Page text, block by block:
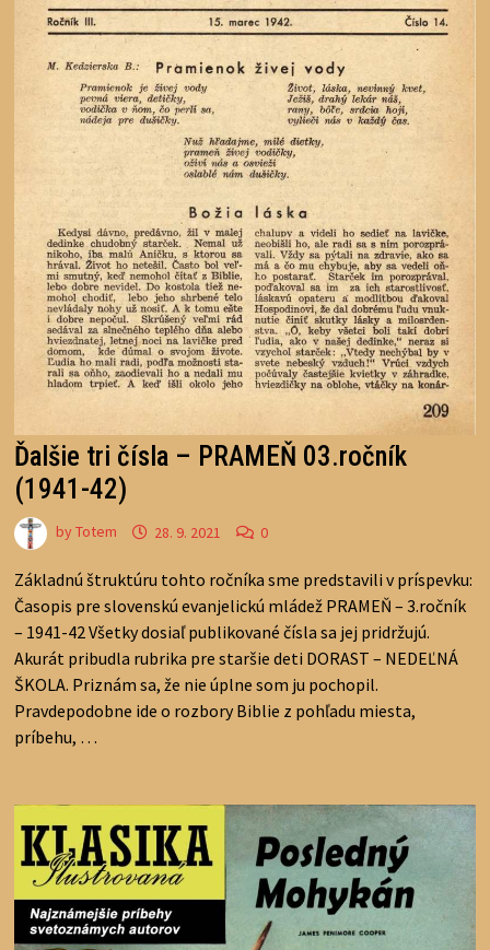
Ďalšie tri čísla – PRAMEŇ 03.ročník
(1941-42)
byTotem 28. 9. 2021 0
Základnú štruktúru tohto ročníka sme predstavili v príspevku:
Časopis pre slovenskú evanjelickú mládež PRAMEŇ – 3.ročník
– 1941-42 Všetky dosiaľ publikované čísla sa jej pridržujú.
Akurát pribudla rubrika pre staršie deti DORAST – NEDEĽNÁ
ŠKOLA. Priznám sa, že nie úplne som ju pochopil.
Pravdepodobne ide o rozbory Biblie z pohľadu miesta,
príbehu, …